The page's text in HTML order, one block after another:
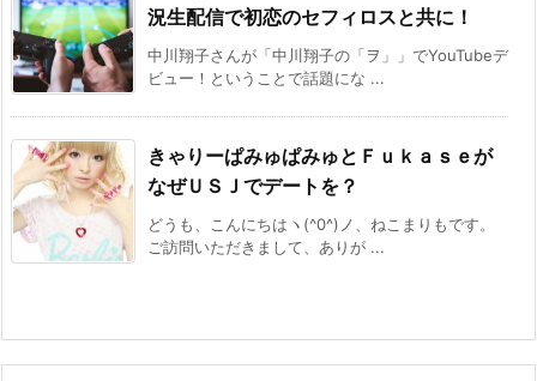
況生配信で初恋のセフィロスと共に！
中川翔子さんが「中川翔子の「ヲ」」でYouTubeデ
ビュー！ということで話題にな ...
きゃりーぱみゅぱみゅとＦｕｋａｓｅが
なぜＵＳＪでデートを？
どうも、こんにちはヽ(^0^)ノ、ねこまりもです。
ご訪問いただきまして、ありが ...